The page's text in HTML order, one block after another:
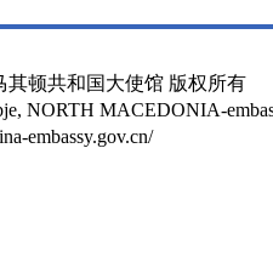
其顿共和国大使馆 版权所有
NORTH MACEDONIA-
embassy.gov.cn/